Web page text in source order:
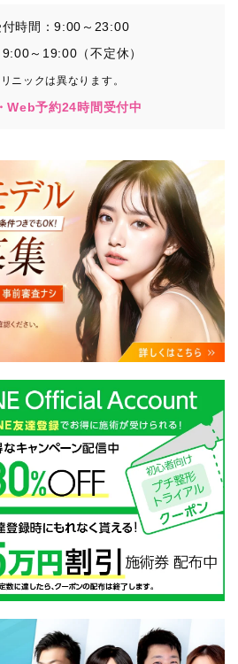
連する情報
報、アクセスログ等の利用状況に
。）
から間接的に収集する情報
で、以下の情報をパブリックDMP
末等の情報
報を以下の目的で利用いたしま
約、医療サービスの提供、医療関
ーケア対応、これらに付随する諸
のため
に関する他の医療機関、検査機関
のため
とした医療サービス・販売する医
者様へのアンケートの送受信及び
のため
いたアクセス履歴、閲覧記録等に
析
・嗜好を分析した情報を使用して
見の内容確認及びその対応のた
状況の分析及び症例研究のため
ィングのため
付時間：9:00～23:00
～19:00（不定休）
ニックは異なります。
Web予約24時間受付中